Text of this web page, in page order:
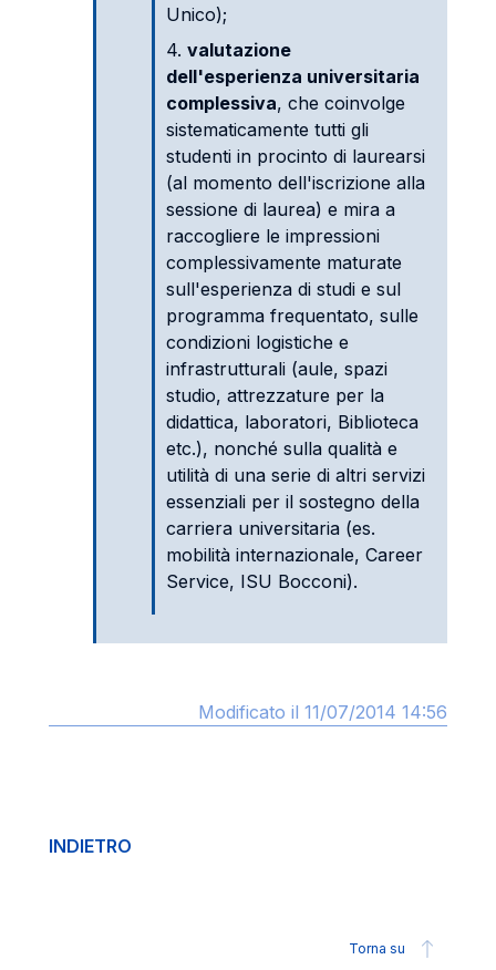
Unico);
4. valutazione
dell'esperienza universitaria
complessiva, che coinvolge
sistematicamente tutti gli
studenti in procinto di laurearsi
(al momento dell'iscrizione alla
sessione di laurea) e mira a
raccogliere le impressioni
complessivamente maturate
sull'esperienza di studi e sul
programma frequentato, sulle
condizioni logistiche e
infrastrutturali (aule, spazi
studio, attrezzature per la
didattica, laboratori, Biblioteca
etc.), nonché sulla qualità e
utilità di una serie di altri servizi
essenziali per il sostegno della
carriera universitaria (es.
mobilità internazionale, Career
Service, ISU Bocconi).
Modificato il 11/07/2014 14:56
INDIETRO
Torna su